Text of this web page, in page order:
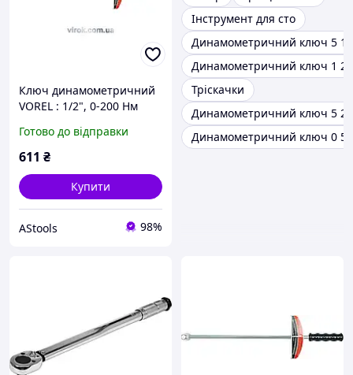
Ключ динамометричний
VOREL : 1/2", 0-200 Нм
Готово до відправки
611 ₴
Купити
AStools 98%
Інструмент для сто
Динамометричний ключ 5
Динамометричний ключ 1 2
Тріскачки
Динамометричний ключ 5
Динамометричний ключ 0